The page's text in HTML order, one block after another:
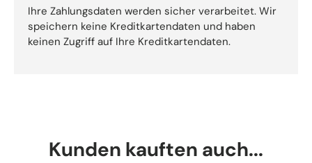
Ihre Zahlungsdaten werden sicher verarbeitet. Wir
speichern keine Kreditkartendaten und haben
keinen Zugriff auf Ihre Kreditkartendaten.
Kunden kauften auch...